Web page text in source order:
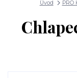
Úvod PRO